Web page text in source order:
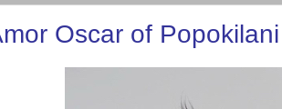
Oscar of Popokilani